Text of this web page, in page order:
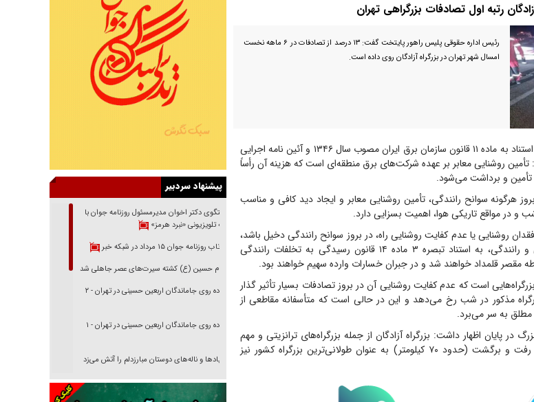
رتبه اول تصادفات بزرگراهی تهران
رئیس اداره حقوقی پلیس راهور پایتخت گفت: ۱۳ درصد از تصادفات در ۶ ماهه نخست
امسال شهر تهران در بزرگراه آزادگان روی داده است.
سرهنگ سجاد خسروی، با استناد به ماده ۱۱ قانون سازمان برق ایران مصوب سال ۱۳۴۶ و آئین نامه اجرایی
وزیران سال ۱۳۶۴ گفت: تأمین روشنایی معابر بر عهده شرکت‌های برق منطقه‌ای است که هزینه آن رأساً
تأمین و برداشت می‌شود.
هرگونه سوانح رانندگی، تأمین روشنایی معابر و ایجاد دید کافی و مناسب
و در مواقع تاریکی هوا، اهمیت بسزایی دارد.
روشنایی یا عدم کفایت روشنایی راه، در بروز سوانح رانندگی دخیل باشد،
به تشخیص کارشناسان پلیس راهنمایی و رانندگی، به استناد تبصره ۳ ماده ۱۴ قانون رسیدگی به تخلفات رانندگی
است که عدم کفایت روشنایی آن در بروز تصادفات بسیار تأثیر گذار
مذکور در شب رخ می‌دهد و این در حالی است که متأسفانه مقاطعی از
مطلق به سر می‌برد.
در پایان اظهار داشت: بزرگراه آزادگان از جمله بزرگراه‌های ترانزیتی و مهم
شهر تهران است و از حیث طول مسیر رفت و برگشت (حدود ۷۰ کیلومتر) به عنوان طولانی‌ترین بزرگراه کشور نیز
پیشنهاد سردبیر
گفتگوی دکتر اخوان مدیرمسئول روزنامه جوان با
برنامه تلویزیونی «نبرد هرمز»
بازتاب روزنامه جوان ۱۵ مرداد در شبکه خبر
امام حسین (ع) کشته سیرت‌های عصر جاهلی شد
پیاده روی جاماندگان اربعین حسینی در تهران - ۲
پیاده روی جاماندگان اربعین حسینی در تهران - ۱
فریاد‌ها و ناله‌های دوستان مبارزدلم را آتش می‌زد
تغییر رویه دشمن در ترور از شیخ فضل‌الله تا مصباح